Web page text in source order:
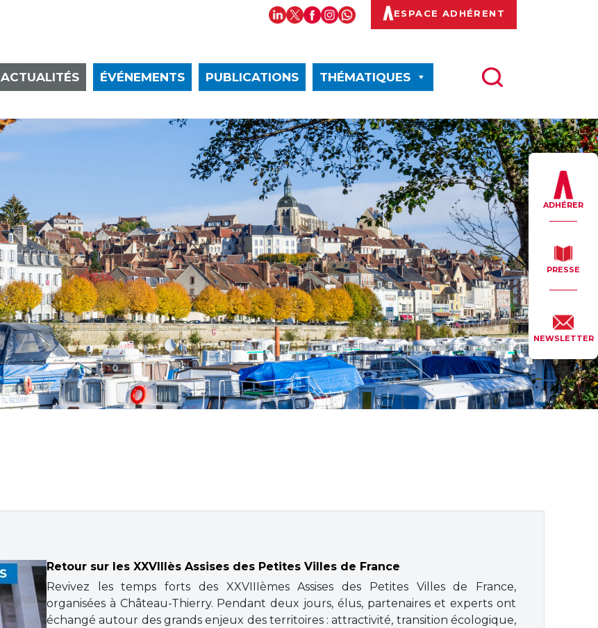
ESPACE ADHÉRENT
ACTUALITÉS ÉVÉNEMENTS PUBLICATIONS THÉMATIQUES
ADHÉRER
PRESSE
NEWSLETTER
Retour sur les XXVIIIès Assises des Petites Villes de France
Revivez les temps forts des XXVIIIèmes Assises des Petites Villes de France,
organisées à Château-Thierry. Pendant deux jours, élus, partenaires et experts ont
échangé autour des grands enjeux des territoires : attractivité, transition écologique,